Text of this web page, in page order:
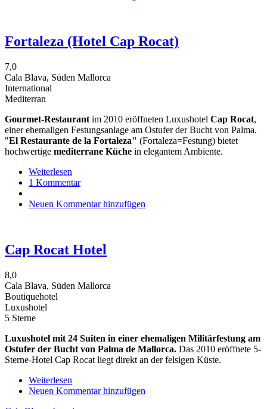
Fortaleza (Hotel Cap Rocat)
7,0
Cala Blava, Süden Mallorca
International
Mediterran
Gourmet-Restaurant im 2010 eröffneten Luxushotel Cap Rocat,
einer ehemaligen Festungsanlage am Ostufer der Bucht von Palma.
"El Restaurante de la Fortaleza" (Fortaleza=Festung) bietet
hochwertige mediterrane Küche in elegantem Ambiente.
Weiterlesen
Fortaleza
Cap
1 Kommentar
Neuen Kommentar hinzufügen
Cap Rocat Hotel
8,0
Cala Blava, Süden Mallorca
Boutiquehotel
Luxushotel
5 Sterne
Luxushotel mit 24 Suiten in einer ehemaligen Militärfestung am
Ostufer der Bucht von Palma de Mallorca. Das 2010 eröffnete 5-
Sterne-Hotel Cap Rocat liegt direkt an der felsigen Küste.
Weiterlesen
Cap
Neuen Kommentar hinzufügen